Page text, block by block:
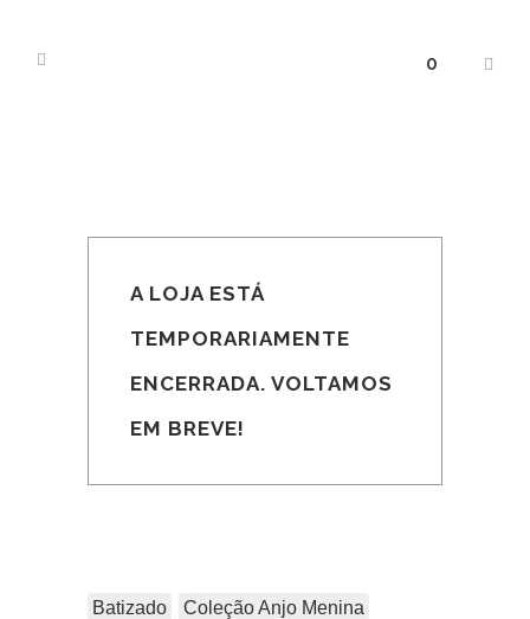
0
A LOJA ESTÁ
TEMPORARIAMENTE
ENCERRADA. VOLTAMOS
EM BREVE!
Batizado
Coleção Anjo Menina